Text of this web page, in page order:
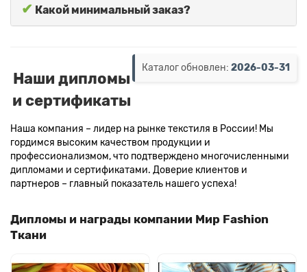
✔ Какой минимальный заказ?
Каталог обновлен: 2026-03-31
Наши дипломы
и сертификаты
Наша компания – лидер на рынке текстиля в России! Мы
гордимся высоким качеством продукции и
профессионализмом, что подтверждено многочисленными
дипломами и сертификатами. Доверие клиентов и
партнеров – главный показатель нашего успеха!
Дипломы и награды компании Мир Fashion
Ткани